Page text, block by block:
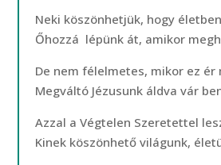
Neki köszönhetjük, hogy
Őhozzá lépünk át, amikor
De nem félelmetes, mikor ez ér
Megváltó Jézusunk áldva vár
Azzal a Végtelen Szeretettel
Kinek köszönhető világunk,